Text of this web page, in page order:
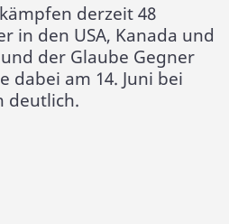
derzeit 48
in den USA, Kanada und
der Glaube Gegner
am 14. Juni bei
deutlich.